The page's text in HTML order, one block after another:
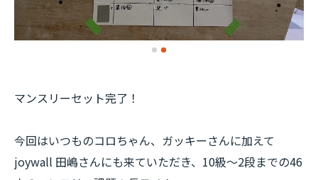
マンスリーセット完了！
今回はいつものコロちゃん、ガッキーさんに加えて
joywall 田嶋さんにも来ていただき、10級〜2段までの46